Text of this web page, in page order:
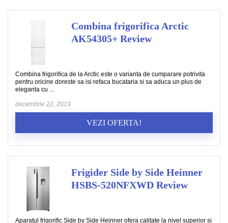
Combina frigorifica Arctic
AK54305+ Review
Combina frigorifica de la Arctic este o varianta de cumparare potrivita
pentru oricine doreste sa isi refaca bucataria si sa aduca un plus de
eleganta cu ...
decembrie 22, 2019
VEZI OFERTA!
Frigider Side by Side Heinner
HSBS-520NFXWD Review
Aparatul frigorific Side by Side Heinner ofera calitate la nivel superior si